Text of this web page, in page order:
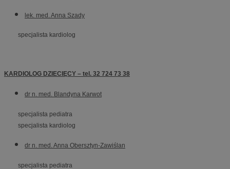
lek. med. Anna Szady
specjalista kardiolog
KARDIOLOG DZIECIĘCY – tel. 32 724 73 38
dr n. med. Blandyna Karwot
specjalista pediatra
specjalista kardiolog
dr n. med. Anna Obersztyn-Zawiślan
specjalista pediatra